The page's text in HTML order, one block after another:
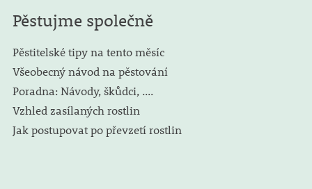
Pěstujme společně
Pěstitelské tipy na tento měsíc
Všeobecný návod na pěstování
Poradna: Návody, škůdci, ....
Vzhled zasílaných rostlin
Jak postupovat po převzetí rostlin